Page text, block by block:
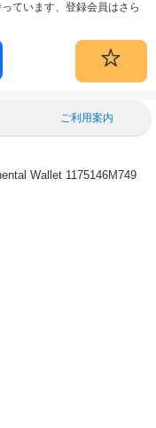
ています、登録会員はさら
ご利用案内
Wallet 1175146M749